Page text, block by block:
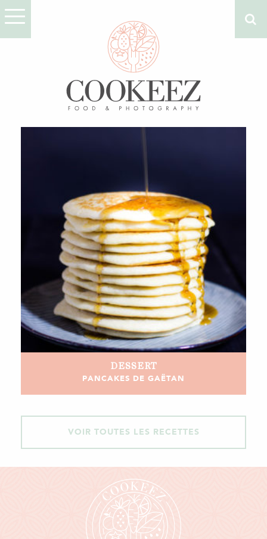
DESSERT
PANCAKES DE GAËTAN
VOIR TOUTES LES RECETTES